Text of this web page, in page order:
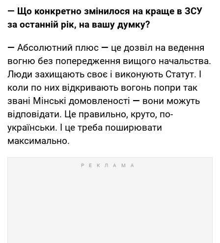
— Що конкретно змінилося на краще в ЗСУ
за останній рік, на вашу думку?
— Абсолютний плюс — це дозвіл на ведення
вогню без попередження вищого начальства.
Люди захищають своє і виконують Статут. І
коли по них відкривають вогонь попри так
звані Мінські домовленості — вони можуть
відповідати. Це правильно, круто, по-
українськи. І це треба поширювати
максимально.